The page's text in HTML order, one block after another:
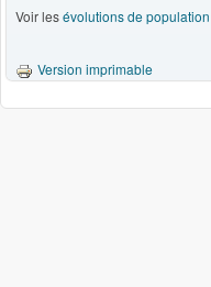
Voir lesévolutions de population
Version imprimable